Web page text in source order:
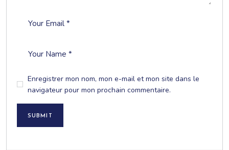
Enregistrer mon nom, mon e-mail et mon site dans le
navigateur pour mon prochain commentaire.
SUBMIT